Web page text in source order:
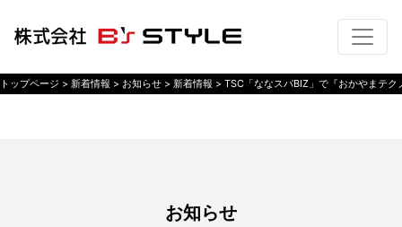
トップページ > 新着情報 > お知らせ > 新着情報 > TSC「ななスパBIZ」で『おかやまテ
お知らせ